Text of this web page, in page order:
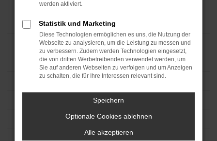
werden aktiviert.
Statistik und Marketing
Diese Technologien ermöglichen es uns, die Nutzung der
Webseite zu analysieren, um die Leistung zu messen und
zu verbessern. Zudem werden Technologien eingesetzt,
die von dritten Werbetreibenden verwendet werden, um
Sie auf anderen Webseiten zu verfolgen und um Anzeigen
zu schalten, die für Ihre Interessen relevant sind.
Speichern
Optionale Cookies ablehnen
Alle akzeptieren